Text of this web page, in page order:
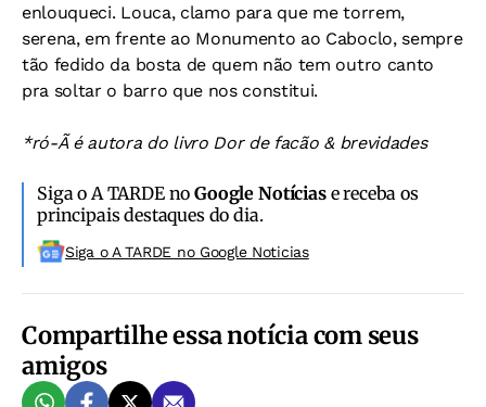
enlouqueci. Louca, clamo para que me torrem,
serena, em frente ao Monumento ao Caboclo, sempre
tão fedido da bosta de quem não tem outro canto
pra soltar o barro que nos constitui.
*ró-Ã é autora do livro Dor de facão & brevidades
Siga o A TARDE noGoogle Notíciase receba os
principais destaques do dia.
Siga o A TARDE no Google Noticias
Compartilhe essa notícia com seus
amigos